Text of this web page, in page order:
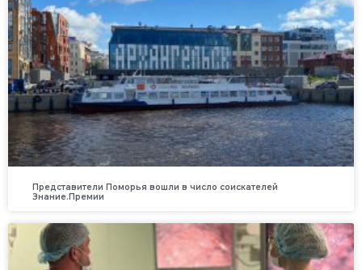
Представители Поморья вошли в число соискателей
Знание.Премии